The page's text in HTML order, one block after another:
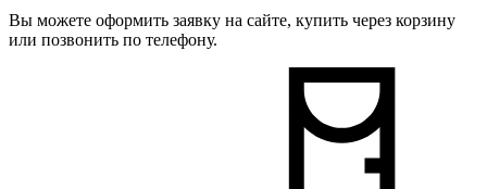
Вы можете оформить заявку на сайте, купить через корзину
или позвонить по телефону.